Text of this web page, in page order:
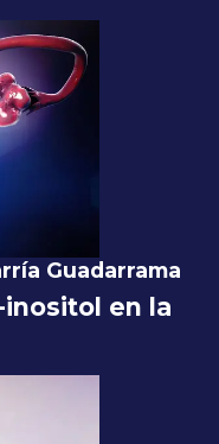
Guadarrama
en la